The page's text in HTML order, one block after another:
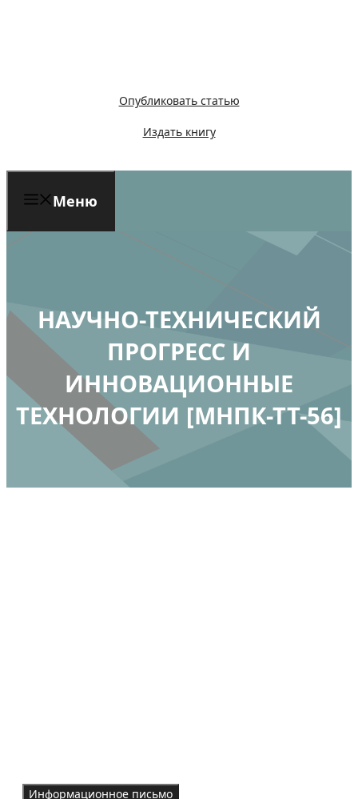
Опубликовать статью
Издать книгу
Меню
НАУЧНО-ТЕХНИЧЕСКИЙ
ПРОГРЕСС И
ИННОВАЦИОННЫЕ
ТЕХНОЛОГИИ [МНПК-ТТ-56]
Информационное письмо